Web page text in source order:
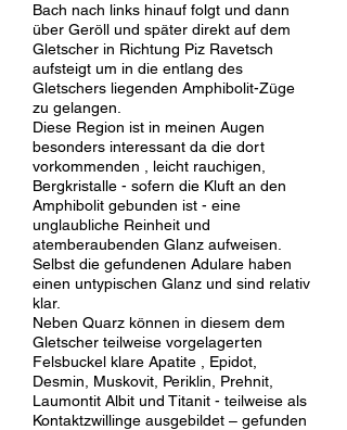
Bach nach links hinauf folgt und dann
über Geröll und später direkt auf dem
Gletscher in Richtung Piz Ravetsch
aufsteigt um in die entlang des
Gletschers liegenden Amphibolit-Züge
zu gelangen.
Diese Region ist in meinen Augen
besonders interessant da die dort
vorkommenden , leicht rauchigen,
Bergkristalle - sofern die Kluft an den
Amphibolit gebunden ist - eine
unglaubliche Reinheit und
atemberaubenden Glanz aufweisen.
Selbst die gefundenen Adulare haben
einen untypischen Glanz und sind relativ
klar.
Neben Quarz können in diesem dem
Gletscher teilweise vorgelagerten
Felsbuckel klare Apatite , Epidot,
Desmin, Muskovit, Periklin, Prehnit,
Laumontit Albit und Titanit - teilweise als
Kontaktzwillinge ausgebildet – gefunden